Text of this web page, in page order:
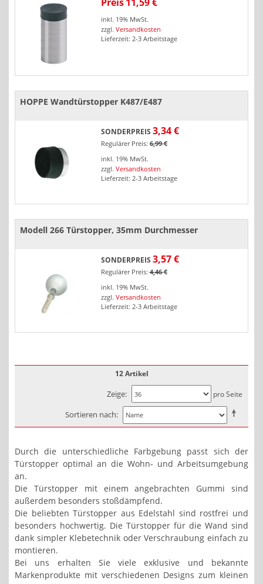
inkl. 19% MwSt.
zzgl. Versandkosten
Lieferzeit: 2-3 Arbeitstage
HOPPE Wandtürstopper K487/E487
SONDERPREIS 3,34 €
Regulärer Preis: 6,99 €
inkl. 19% MwSt.
zzgl. Versandkosten
Lieferzeit: 2-3 Arbeitstage
Modell 266 Türstopper, 35mm Durchmesser
SONDERPREIS 3,57 €
Regulärer Preis: 4,46 €
inkl. 19% MwSt.
zzgl. Versandkosten
Lieferzeit: 2-3 Arbeitstage
12 Artikel
Zeige pro Seite
Sortieren nach
Durch die unterschiedliche Farbgebung passt sich der
Türstopper optimal an die Wohn- und Arbeitsumgebung
an.
Die Türstopper mit einem angebrachten Gummi sind
außerdem besonders stoßdämpfend.
Die beliebten Türstopper aus Edelstahl sind rostfrei und
besonders hochwertig. Die Türstopper für die Wand sind
dank simpler Klebetechnik oder Verschraubung einfach zu
montieren.
Bei uns erhalten Sie viele exklusive und bekannte
Markenprodukte mit verschiedenen Designs zum kleinen